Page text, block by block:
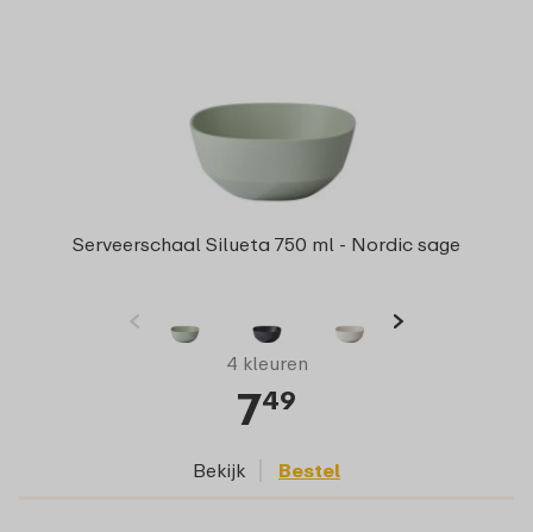
Serveerschaal Silueta 750 ml - Nordic sage
4 kleuren
749
Bekijk Bestel